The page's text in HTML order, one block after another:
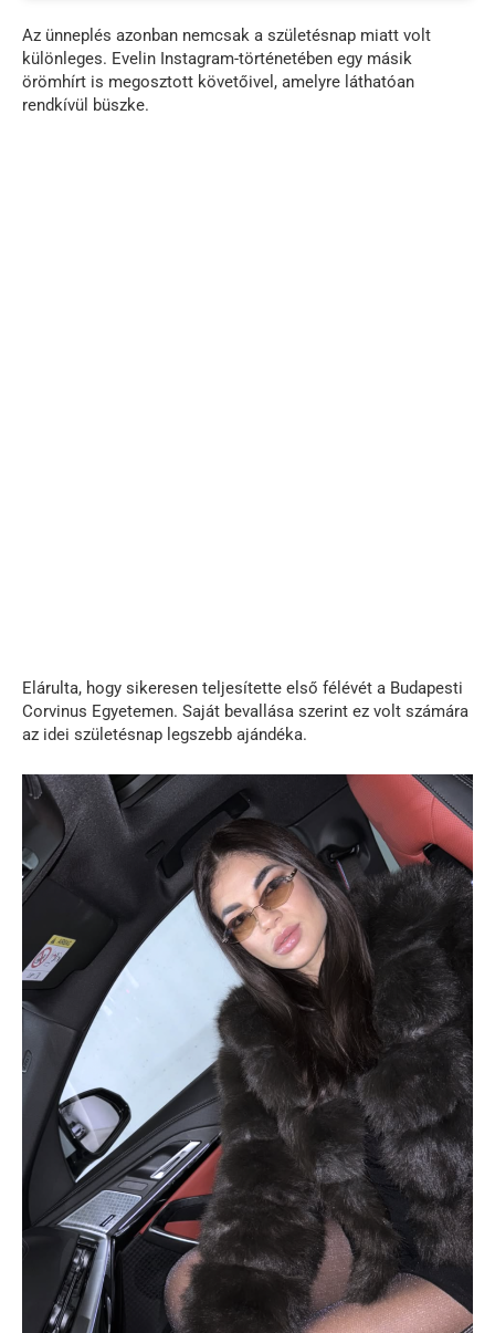
Az ünneplés azonban nemcsak a születésnap miatt volt
különleges. Evelin Instagram-történetében egy másik
örömhírt is megosztott követőivel, amelyre láthatóan
rendkívül büszke.
Elárulta, hogy sikeresen teljesítette első félévét a Budapesti
Corvinus Egyetemen. Saját bevallása szerint ez volt számára
az idei születésnap legszebb ajándéka.